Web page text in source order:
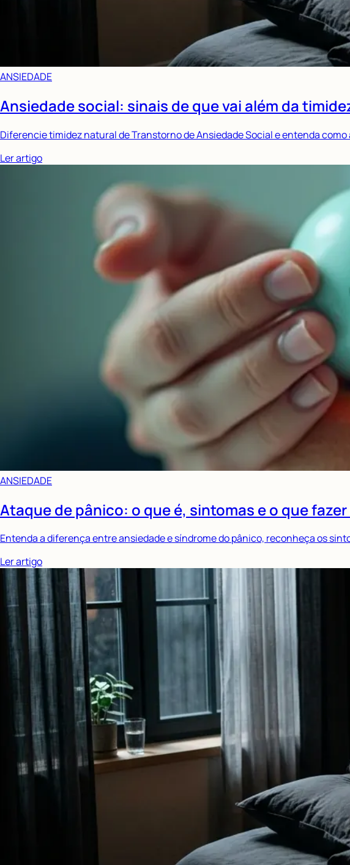
ANSIEDADE
Ansiedade social: sinais de que vai além da
Diferencie timidez natural de Transtorno de Ansiedade Social e entenda
Ler artigo
ANSIEDADE
Ataque de pânico: o que é, sintomas e o que
Entenda a diferença entre ansiedade e síndrome do pânico, reconheça os
Ler artigo